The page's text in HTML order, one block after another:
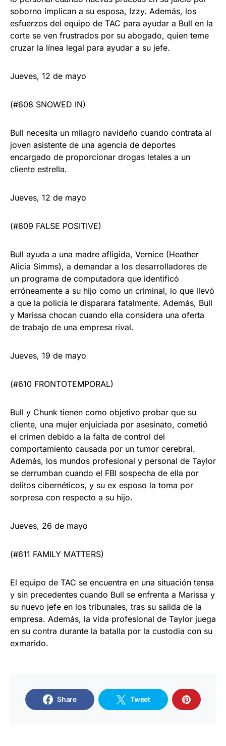
soborno implican a su esposa, Izzy. Además, los
esfuerzos del equipo de TAC para ayudar a Bull en la
corte se ven frustrados por su abogado, quien teme
cruzar la línea legal para ayudar a su jefe.
Jueves, 12 de mayo
(#608 SNOWED IN)
Bull necesita un milagro navideño cuando contrata al
joven asistente de una agencia de deportes
encargado de proporcionar drogas letales a un
cliente estrella.
Jueves, 12 de mayo
(#609 FALSE POSITIVE)
Bull ayuda a una madre afligida, Vernice (Heather
Alicia Simms), a demandar a los desarrolladores de
un programa de computadora que identificó
erróneamente a su hijo como un criminal, lo que llevó
a que la policía le disparara fatalmente. Además, Bull
y Marissa chocan cuando ella considera una oferta
de trabajo de una empresa rival.
Jueves, 19 de mayo
(#610 FRONTOTEMPORAL)
Bull y Chunk tienen como objetivo probar que su
cliente, una mujer enjuiciada por asesinato, cometió
el crimen debido a la falta de control del
comportamiento causada por un tumor cerebral.
Además, los mundos profesional y personal de Taylor
se derrumban cuando el FBI sospecha de ella por
delitos cibernéticos, y su ex esposo la toma por
sorpresa con respecto a su hijo.
Jueves, 26 de mayo
(#611 FAMILY MATTERS)
El equipo de TAC se encuentra en una situación tensa
y sin precedentes cuando Bull se enfrenta a Marissa y
su nuevo jefe en los tribunales, tras su salida de la
empresa. Además, la vida profesional de Taylor juega
en su contra durante la batalla por la custodia con su
exmarido.
Share Tweet